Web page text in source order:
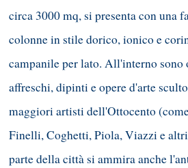
circa 3000 mq, si presenta con una
colonne in stile dorico, ionico e
campanile per lato. All'interno sono
affreschi, dipinti e opere d'arte
maggiori artisti dell'Ottocento
Finelli, Coghetti, Piola, Viazzi e
parte della città si ammira anche